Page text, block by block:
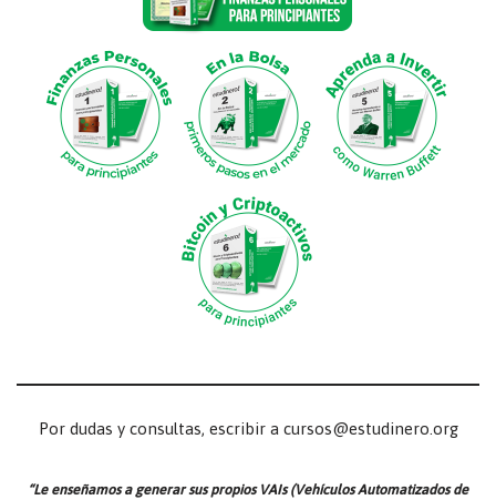
Por dudas y consultas, escribir a cursos@estudinero.org
“Le enseñamos a generar sus propios VAIs (Vehículos Automatizados de